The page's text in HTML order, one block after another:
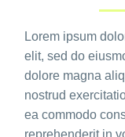
Lorem ipsum
elit, sed do
dolore magna
nostrud
ea commodo